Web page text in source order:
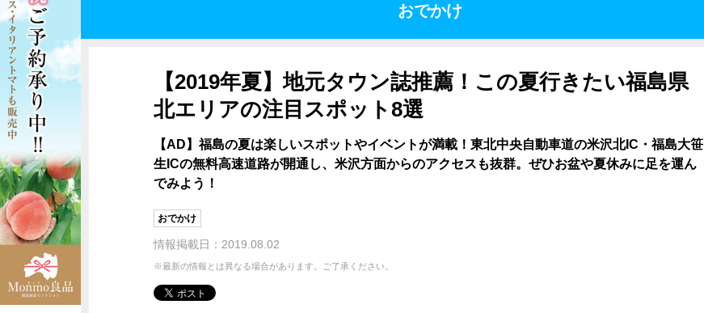
おでかけ
【2019年夏】地元タウン誌推薦！この夏行きたい福島県
北エリアの注目スポット8選
【AD】福島の夏は楽しいスポットやイベントが満載！東北中央自動車道の米沢北IC・福島大笹
生ICの無料高速道路が開通し、米沢方面からのアクセスも抜群。ぜひお盆や夏休みに足を運ん
でみよう！
おでかけ
情報掲載日：2019.08.02
※最新の情報とは異なる場合があります。ご了承ください。